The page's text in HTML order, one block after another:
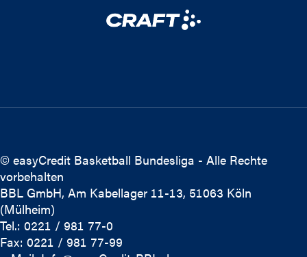
© easyCredit Basketball Bundesliga - Alle Rechte
vorbehalten
BBL GmbH, Am Kabellager 11-13, 51063 Köln
(Mülheim)
Tel.: 0221 / 981 77-0
Fax: 0221 / 981 77-99